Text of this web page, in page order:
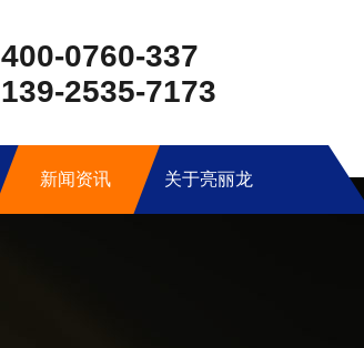
400-0760-337
139-2535-7173
新闻资讯 关于亮丽龙